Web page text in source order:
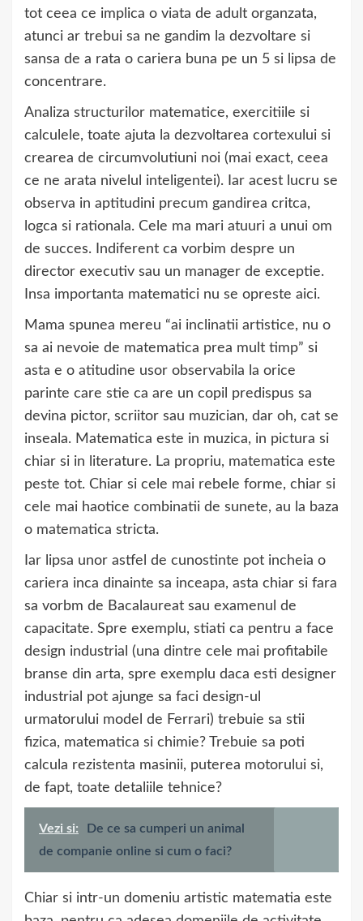
tot ceea ce implica o viata de adult organzata,
atunci ar trebui sa ne gandim la dezvoltare si
sansa de a rata o cariera buna pe un 5 si lipsa de
concentrare.
Analiza structurilor matematice, exercitiile si
calculele, toate ajuta la dezvoltarea cortexului si
crearea de circumvolutiuni noi (mai exact, ceea
ce ne arata nivelul inteligentei). Iar acest lucru se
observa in aptitudini precum gandirea critca,
logca si rationala. Cele ma mari atuuri a unui om
de succes. Indiferent ca vorbim despre un
director executiv sau un manager de exceptie.
Insa importanta matematici nu se opreste aici.
Mama spunea mereu “ai inclinatii artistice, nu o
sa ai nevoie de matematica prea mult timp” si
asta e o atitudine usor observabila la orice
parinte care stie ca are un copil predispus sa
devina pictor, scriitor sau muzician, dar oh, cat se
inseala. Matematica este in muzica, in pictura si
chiar si in literature. La propriu, matematica este
peste tot. Chiar si cele mai rebele forme, chiar si
cele mai haotice combinatii de sunete, au la baza
o matematica stricta.
Iar lipsa unor astfel de cunostinte pot incheia o
cariera inca dinainte sa inceapa, asta chiar si fara
sa vorbm de Bacalaureat sau examenul de
capacitate. Spre exemplu, stiati ca pentru a face
design industrial (una dintre cele mai profitabile
branse din arta, spre exemplu daca esti designer
industrial pot ajunge sa faci design-ul
urmatorului model de Ferrari) trebuie sa stii
fizica, matematica si chimie? Trebuie sa poti
calcula rezistenta masinii, puterea motorului si,
de fapt, toate detaliile tehnice?
Vezi si:
De ce sa cumperi un animal
de companie online si cum o faci?
Chiar si intr-un domeniu artistic matematia este